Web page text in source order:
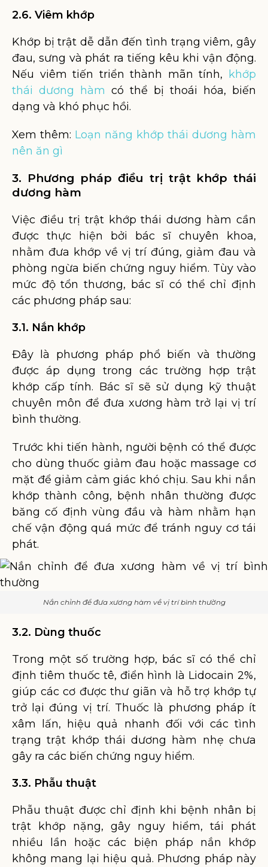
2.6. Viêm khớp
Khớp bị trật dễ dẫn đến tình trạng viêm, gây
đau, sưng và phát ra tiếng kêu khi vận động.
Nếu viêm tiến triển thành mãn tính,
khớp
thái dương hàm có thể bị thoái hóa, biến
dạng và khó phục hồi.
Xem thêm: Loạn năng khớp thái dương hàm
nên ăn gì
3. Phương pháp điều trị trật khớp thái
dương hàm
Việc điều trị trật khớp thái dương hàm cần
được thực hiện bởi bác sĩ chuyên khoa,
nhằm đưa khớp về vị trí đúng, giảm đau và
phòng ngừa biến chứng nguy hiểm. Tùy vào
mức độ tổn thương, bác sĩ có thể chỉ định
các phương pháp sau:
3.1. Nắn khớp
Đây là phương pháp phổ biến và thường
được áp dụng trong các trường hợp trật
khớp cấp tính. Bác sĩ sẽ sử dụng kỹ thuật
chuyên môn để đưa xương hàm trở lại vị trí
bình thường.
Trước khi tiến hành, người bệnh có thể được
cho dùng thuốc giảm đau hoặc massage cơ
mặt để giảm cảm giác khó chịu. Sau khi nắn
khớp thành công, bệnh nhân thường được
băng cố định vùng đầu và hàm nhằm hạn
chế vận động quá mức để tránh nguy cơ tái
phát.
Nắn chỉnh để đưa xương hàm về vị trí bình thường
3.2. Dùng thuốc
Trong một số trường hợp, bác sĩ có thể chỉ
định tiêm thuốc tê, điển hình là Lidocain 2%,
giúp các cơ được thư giãn và hỗ trợ khớp tự
trở lại đúng vị trí. Thuốc là phương pháp ít
xâm lấn, hiệu quả nhanh đối với các tình
trạng trật khớp thái dương hàm nhẹ chưa
gây ra các biến chứng nguy hiểm.
3.3. Phẫu thuật
Phẫu thuật được chỉ định khi bệnh nhân bị
trật khớp nặng, gây nguy hiểm, tái phát
nhiều lần hoặc các biện pháp nắn khớp
không mang lại hiệu quả. Phương pháp này